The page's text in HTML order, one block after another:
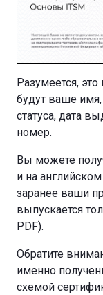
Разумеется,
будут ваше
статуса, дата
номер.
Вы можете
и на
заранее ваши
выпускается
PDF).
Обратите
именно
схемой